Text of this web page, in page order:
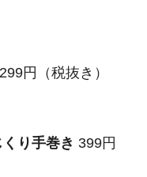
円（税抜き）
り手巻き 399円